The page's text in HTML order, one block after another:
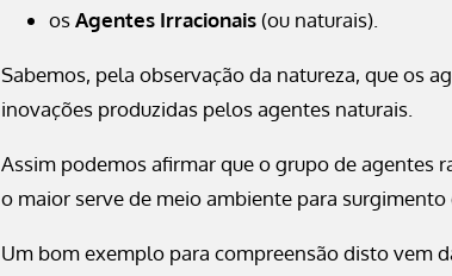
osAgentes Irracionais(ou naturais).
Sabemos, pela observação da natureza, que os
inovações produzidas pelos agentes naturais.
Assim podemos afirmar que o grupo de agentes
o maior serve de meio ambiente para surgimento
Um bom exemplo para compreensão disto vem